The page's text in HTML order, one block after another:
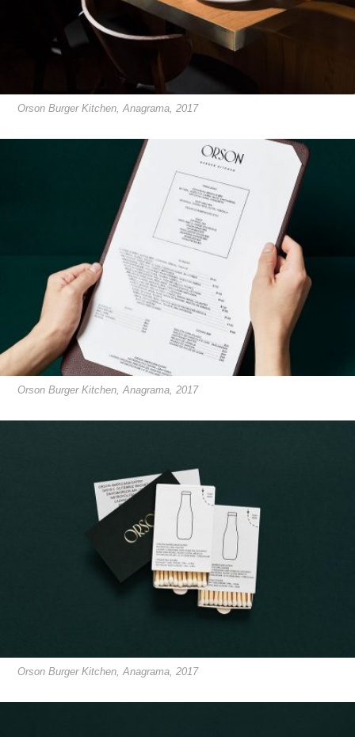
Orson Burger Kitchen, Anagrama, 2017
Orson Burger Kitchen, Anagrama, 2017
Orson Burger Kitchen, Anagrama, 2017